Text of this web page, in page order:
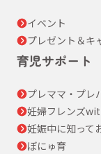
イベント
プレゼント＆キ
育児サポート
プレママ・プレ
妊婦フレンズ
妊娠中に知って
ぼにゅ育